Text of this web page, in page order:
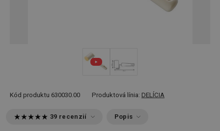
Kód produktu 630030.00 Produktová línia: DELÍCIA
39 recenzií Popis